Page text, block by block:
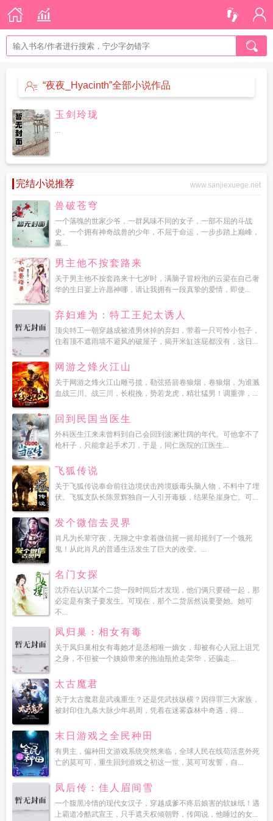
“夜夜_Hyacinth”全部小说作品
玉剑玲珑
...
完结小说推荐 www.sanjiexuege.net
兽破苍穹
一个落魄的世家少爷，一群风味不同的女子，一部不屈的斗战
史。一个拥有神奇战兽的少年，不屈于命运，一步步踏上巅峰，
赢...
男主他不按套路来
关于男主他不按套路来十七岁时，满脑子冒粉泡的云梁在自己奢
华的生日宴上许愿神哪，请让我拥有一段真挚的爱情，即使...
弃妇难为：特工王妃太诱人
顶尖特工一朝穿越成被渣男休掉的弃妇，带着一只可怜小包子，
住着顶不遮雨墙不避风的破屋子，揭开米缸连屁都没有，这日...
网游之烽火江山
关于网游之烽火江山雕弓揽，勒弦搭箭卷狼烟，卷狼烟，为谁溅
血战三川。战三川，长棍挽，势若龙虎，精壮猛男！调重弹，...
回到民国当医生
外科医生江来未曾料到自己会回到波澜壮阔的年代。可他拿不了
枪杆子，只能拿起手术刀，于是，同仁医院的江医生...
飞狐传说
关于飞狐传说奉命前往边境伏击跨境贩毒头脑人物，不料中了埋
伏。飞狐支队长陈景辉独自一人引开毒贩，结果坠崖身亡。可...
发个微信去灵界
肖凡为长辈守夜，无聊之中拿着微信摇一摇却摇到了一个饿死
鬼！从此肖凡的普通生活发生了巨大的改变。...
名门女探
沈乔在认识某个二货一段时间后才发现，他们俩只要碰一起，那
必定是有案子要发生。可现在，那个二货居然说要娶她。她可
不...
凤归巢：相女有毒
关于凤归巢相女有毒她才是丞相唯一嫡女，却被有心人冠上诅咒
之身，不但被一个姨娘带来的拖油瓶抢走荣华，还骗走...
太古魔君
关于太古魔君是武魂重生？还是凭武技纵横？因得罪三大家族，
被封印住九条大脉少年易周，凭着在迷雾森林中奇遇，得...
末日游戏之全民种田
有男主，偏种田文游戏系统突然来临，全球人民在线苟活意外死
亡的莫可可，重生回到游戏之初这一世，莫可可发誓，自...
凤后传：佳人眉间雪
一个腹黑冷情的现代女汉子，穿越成爹不疼后娘害的软妹纸！遇
上霸道冷酷武宣王，只手遮天权倾朝野，传闻说，他睡过的女...